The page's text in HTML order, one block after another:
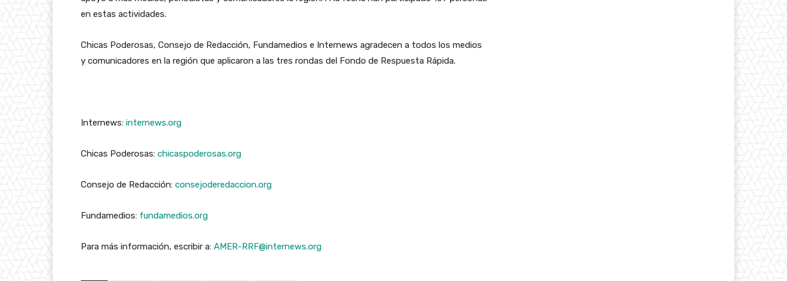
en estas actividades.
Chicas Poderosas, Consejo de Redacción, Fundamedios e Internews agradecen a todos los medios
y comunicadores en la región que aplicaron a las tres rondas del Fondo de Respuesta Rápida.
Internews: internews.org
Chicas Poderosas: chicaspoderosas.org
Consejo de Redacción: consejoderedaccion.org
Fundamedios: fundamedios.org
Para más información, escribir a: AMER-RRF@internews.org